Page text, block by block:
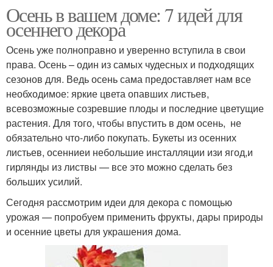
Осень в вашем доме: 7 идей для
осеннего декора
Осень уже полноправно и уверенно вступила в свои
права. Осень – один из самых чудесных и подходящих
сезонов для. Ведь осень сама предоставляет нам все
необходимое: яркие цвета опавших листьев,
всевозможные созревшие плоды и последние цветущие
растения. Для того, чтобы впустить в дом осень, не
обязательно что-либо покупать. Букеты из осенних
листьев, осенниеи небольшие инсталляции изи ягод,и
гирлянды из листвы — все это можно сделать без
больших усилий.
Сегодня рассмотрим идеи для декора с помощью
урожая — попробуем применить фрукты, дары природы
и осенние цветы для украшения дома.